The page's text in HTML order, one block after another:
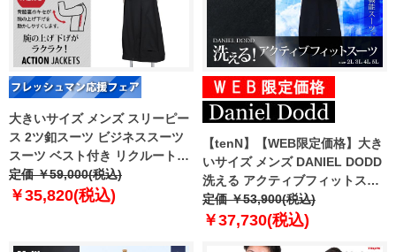
大きいサイズ メンズ スリーピー
ス 2ツ釦スーツ ビジネススーツ
スーツ ベスト付き リクルートス
ーツ 上下セット 2398
定価 ￥59,000(税込)
￥35,820(税込)
【tenN】【WEB限定価格】大き
いサイズ メンズ DANIEL DODD
洗える アクティブフィットスー
ツ ビジネススーツ スーツ リクル
ートスーツ z711-1402
定価 ￥53,900(税込)
￥37,730(税込)